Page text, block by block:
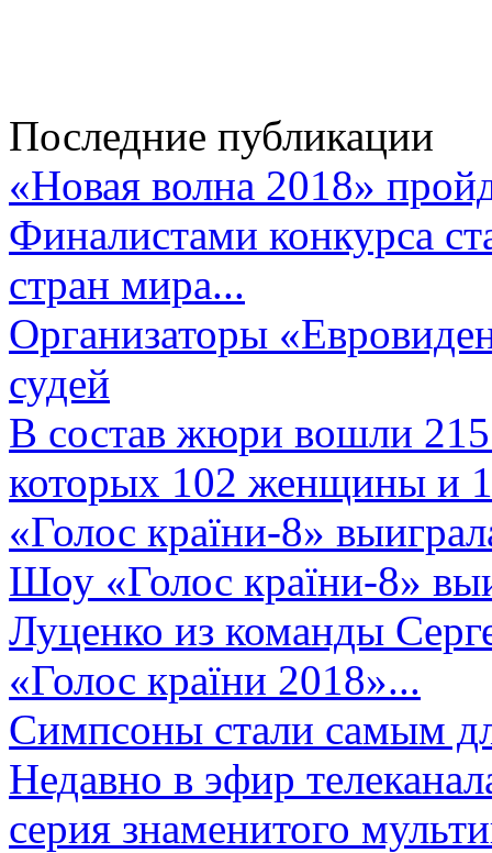
Последние публикации
«Новая волна 2018»
Финалистами конкурса
стран мира...
Организаторы
судей
В состав жюри вошли 215
которых 102 женщины и
«Голос країни-8»
Шоу «Голос країни-8»
Луценко из команды
«Голос країни 2018»...
Симпсоны стали самым
Недавно в эфир
серия знаменитого